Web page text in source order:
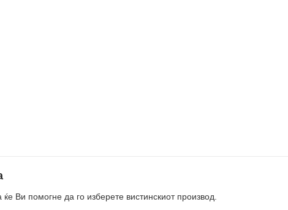
Ви помогне да го изберете вистинскиот производ.